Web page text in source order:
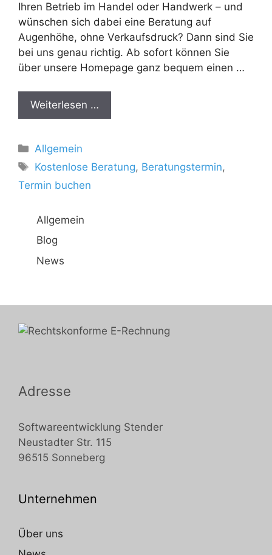
Ihren Betrieb im Handel oder Handwerk – und
wünschen sich dabei eine Beratung auf
Augenhöhe, ohne Verkaufsdruck? Dann sind Sie
bei uns genau richtig. Ab sofort können Sie
über unsere Homepage ganz bequem einen …
Weiterlesen …
Kategorien
Allgemein
Schlagwörter
Kostenlose Beratung, Beratungstermin,
Termin buchen
Allgemein
Blog
News
Adresse
Softwareentwicklung Stender
Neustadter Str. 115
96515 Sonneberg
Unternehmen
Über uns